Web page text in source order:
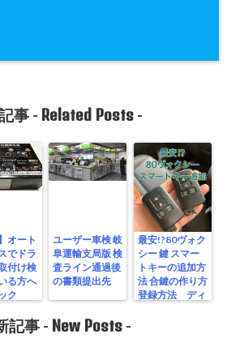
事 - Related Posts-
オート
でドラ
付け検
る方へ
ク
ユーザー車検 岐
阜運輸支局版 検
査ライン通過後
の書類提出先
最安!?80ヴォク
シー 鍵 スマー
トキーの追加方
法 合鍵の作り方
登録方法 ディ
記事 - New Posts -